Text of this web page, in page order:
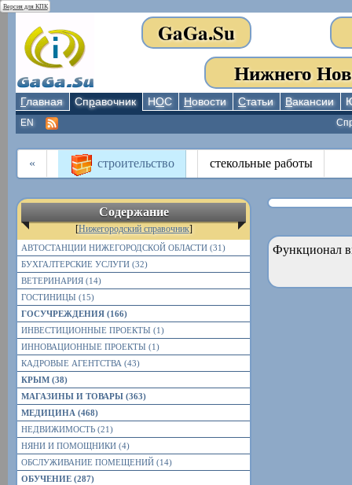
Версия для КПК
GaGa.Su
Нижнего
Главная Справочник НОС Новости Статьи Вакансии
EN
« строительство стекольные работы
Содержание
[Нижегородский справочник]
АВТОСТАНЦИИ НИЖЕГОРОДСКОЙ ОБЛАСТИ (31)
БУХГАЛТЕРСКИЕ УСЛУГИ (32)
ВЕТЕРИНАРИЯ (14)
ГОСТИНИЦЫ (15)
ГОСУЧРЕЖДЕНИЯ (166)
ИНВЕСТИЦИОННЫЕ ПРОЕКТЫ (1)
ИННОВАЦИОННЫЕ ПРОЕКТЫ (1)
КАДРОВЫЕ АГЕНТСТВА (43)
КРЫМ (38)
МАГАЗИНЫ И ТОВАРЫ (363)
МЕДИЦИНА (468)
НЕДВИЖИМОСТЬ (21)
НЯНИ И ПОМОЩНИКИ (4)
ОБСЛУЖИВАНИЕ ПОМЕЩЕНИЙ (14)
ОБУЧЕНИЕ (287)
Функционал